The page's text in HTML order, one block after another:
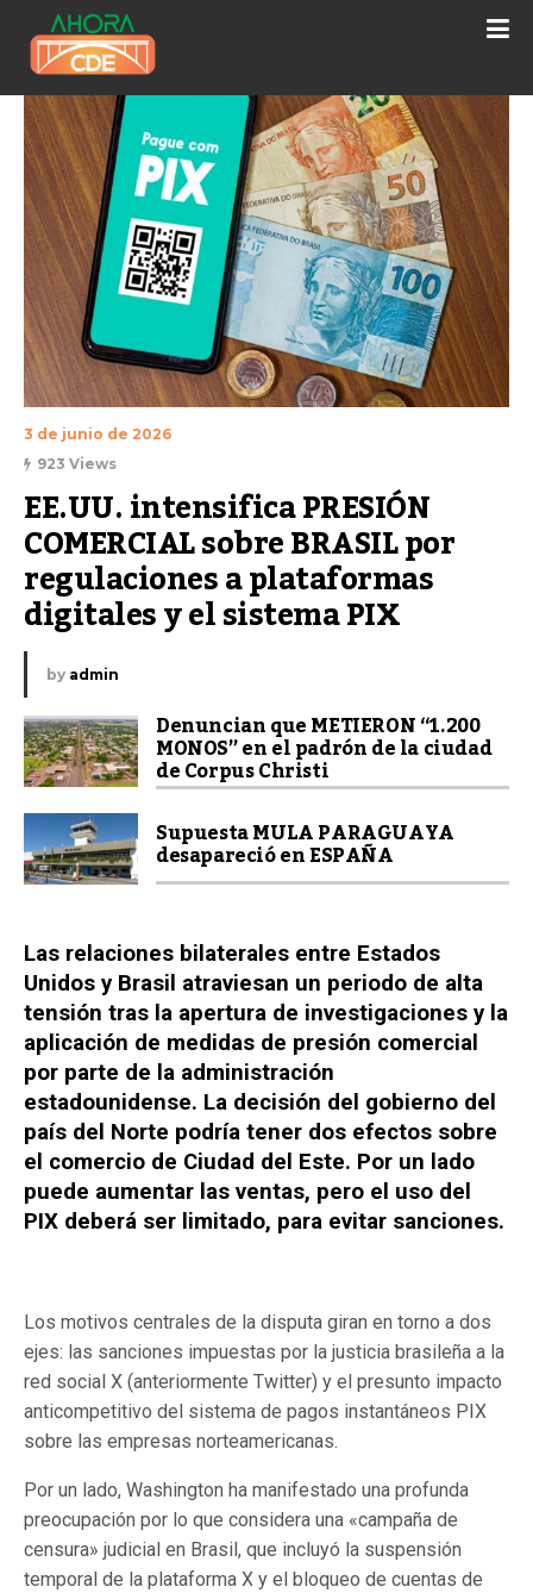
3 de junio de 2026
923 Views
EE.UU. intensifica PRESIÓN
COMERCIAL sobre BRASIL por
regulaciones a plataformas
digitales y el sistema PIX
by admin
Denuncian que METIERON “1.200
MONOS” en el padrón de la ciudad
de Corpus Christi
Supuesta MULA PARAGUAYA
desapareció en ESPAÑA
Las relaciones bilaterales entre Estados
Unidos y Brasil atraviesan un periodo de alta
tensión tras la apertura de investigaciones y la
aplicación de medidas de presión comercial
por parte de la administración
estadounidense. La decisión del gobierno del
país del Norte podría tener dos efectos sobre
el comercio de Ciudad del Este. Por un lado
puede aumentar las ventas, pero el uso del
PIX deberá ser limitado, para evitar sanciones.
Los motivos centrales de la disputa giran en torno a dos
ejes: las sanciones impuestas por la justicia brasileña a la
red social X (anteriormente Twitter) y el presunto impacto
anticompetitivo del sistema de pagos instantáneos PIX
sobre las empresas norteamericanas.
Por un lado, Washington ha manifestado una profunda
preocupación por lo que considera una «campaña de
censura» judicial en Brasil, que incluyó la suspensión
temporal de la plataforma X y el bloqueo de cuentas de